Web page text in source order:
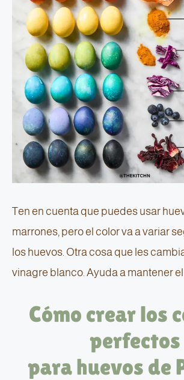
Ten en cuenta que puedes usar
marrones, pero el color va a variar
los huevos. Otra cosa que les
vinagre blanco. Ayuda a mantener
Cómo crear los
perfectos
para huevos de